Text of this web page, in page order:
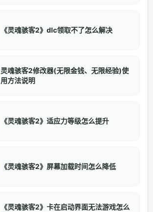
《灵魂骇客2》dlc领取不了怎么解决
灵魂骇客2修改器(无限金钱、无限经验)使
用方法说明
《灵魂骇客2》适应力等级怎么提升
《灵魂骇客2》屏幕加载时间怎么降低
《灵魂骇客2》卡在启动界面无法游戏怎么